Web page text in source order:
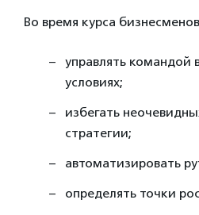
Во время курса бизнесменов
управлять командой
условиях;
избегать
стратегии;
автоматизировать
определять точки